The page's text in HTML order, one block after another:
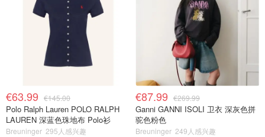
€63.99 €145.00
Polo Ralph Lauren POLO RALPH
LAUREN 深蓝色珠地布 Polo衫
Breuninger 295人感兴趣
€87.99 €269.99
Ganni GANNI ISOLI 卫衣 深灰色拼
驼色粉色
Breuninger 249人感兴趣